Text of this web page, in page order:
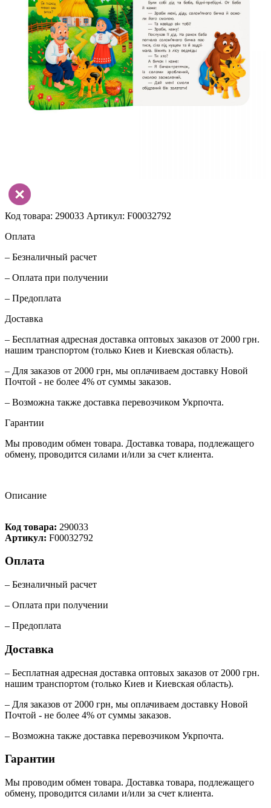
Код товара: 290033 Артикул: F00032792
Оплата
– Безналичный расчет
– Оплата при получении
– Предоплата
Доставка
– Бесплатная адресная доставка оптовых заказов от 2000 грн.
нашим транспортом (только Киев и Киевская область).
– Для заказов от 2000 грн, мы оплачиваем доставку Новой
Почтой - не более 4% от суммы заказов.
– Возможна также доставка перевозчиком Укрпочта.
Гарантии
Мы проводим обмен товара. Доставка товара, подлежащего
обмену, проводится силами и/или за счет клиента.
Описание
Код товара: 290033
Артикул: F00032792
Оплата
– Безналичный расчет
– Оплата при получении
– Предоплата
Доставка
– Бесплатная адресная доставка оптовых заказов от 2000 грн.
нашим транспортом (только Киев и Киевская область).
– Для заказов от 2000 грн, мы оплачиваем доставку Новой
Почтой - не более 4% от суммы заказов.
– Возможна также доставка перевозчиком Укрпочта.
Гарантии
Мы проводим обмен товара. Доставка товара, подлежащего
обмену, проводится силами и/или за счет клиента.